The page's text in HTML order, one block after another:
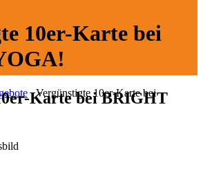
10er-Karte bei
Vergünstigte 10er-Karte bei
Karte bei BRIGHT